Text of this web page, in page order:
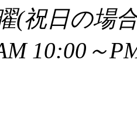
(祝日の場
10:00～